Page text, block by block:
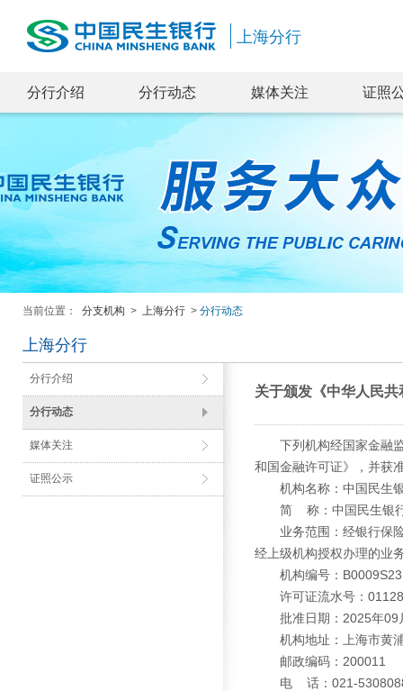
上海分行
分行介绍 分行动态 媒体关注 证照
当前位置： 分支机构 > 上海分行 > 分行动态
上海分行
分行介绍
分行动态
媒体关注
证照公示
关于颁发《中华人民
下列机构经国家金融监
和国金融许可证》，并获
机构名称：中国民生银
简 称：中国民生银行
业务范围：经银行保险
经上级机构授权办理的业
机构编号：
许可证流水号：
批准日期：2025年09
机构地址：上海市黄浦
邮政编码：200011
电 话：021-